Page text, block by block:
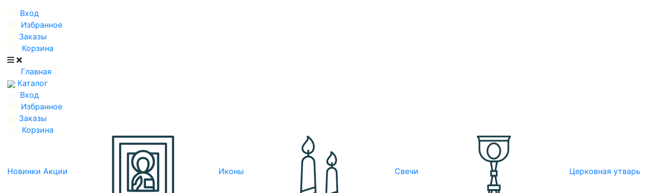
Вход
Избранное
Заказы
Корзина
Главная
Каталог
Вход
Избранное
Заказы
Корзина
Новинки Акции Иконы Свечи Церковная утварь